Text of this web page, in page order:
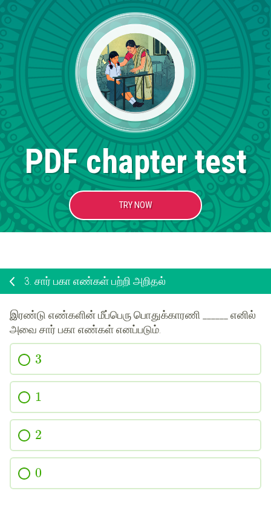
PDF chapter test
TRY NOW
3. சார் பகா எண்கள் பற்றி அறிதல்
இரண்டு எண்களின் மீப்பெரு பொதுக்காரணி ______ எனில்
அவை சார் பகா எண்கள் எனப்படும்.
3
1
2
0